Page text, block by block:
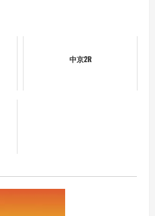
中京2R